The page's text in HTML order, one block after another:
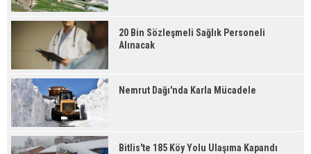
20 Bin Sözleşmeli Sağlık Personeli
Alınacak
Nemrut Dağı'nda Karla Mücadele
Bitlis'te 185 Köy Yolu Ulaşıma Kapandı